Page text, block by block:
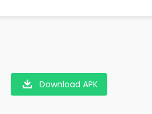
Download APK